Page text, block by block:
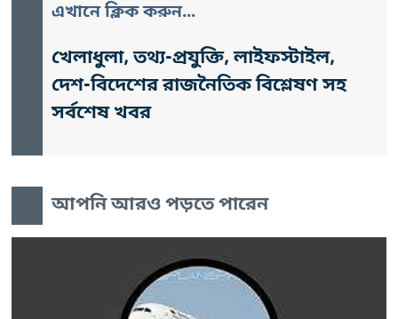
এখানে ক্লিক করুন...
খেলাধুলা, তথ্য-প্রযুক্তি, লাইফস্টাইল,
দেশ-বিদেশের রাজনৈতিক বিশ্লেষণ সহ
সর্বশেষ খবর
আপনি আরও পড়তে পারেন